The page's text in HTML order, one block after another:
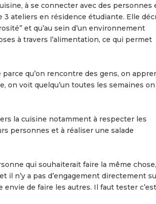
à se connecter avec des personnes
3 ateliers en résidence étudiante. Elle
et qu’au sein d’un environnement
à travers l’alimentation, ce qui permet
qu’on rencontre des gens, on
on voit quelqu’un toutes les semaines on
la cuisine notamment à respecter les
personnes et à réaliser une salade
qui souhaiterait faire la même chose,
il n’y a pas d’engagement directement
de faire les autres. Il faut tester c’est